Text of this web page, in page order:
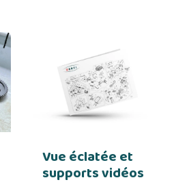
Vue éclatée et
supports vidéos